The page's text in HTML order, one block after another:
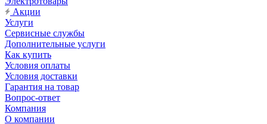
Акции
Услуги
Сервисные службы
Дополнительные услуги
Как купить
Условия оплаты
Условия доставки
Гарантия на товар
Вопрос-ответ
Компания
О компании